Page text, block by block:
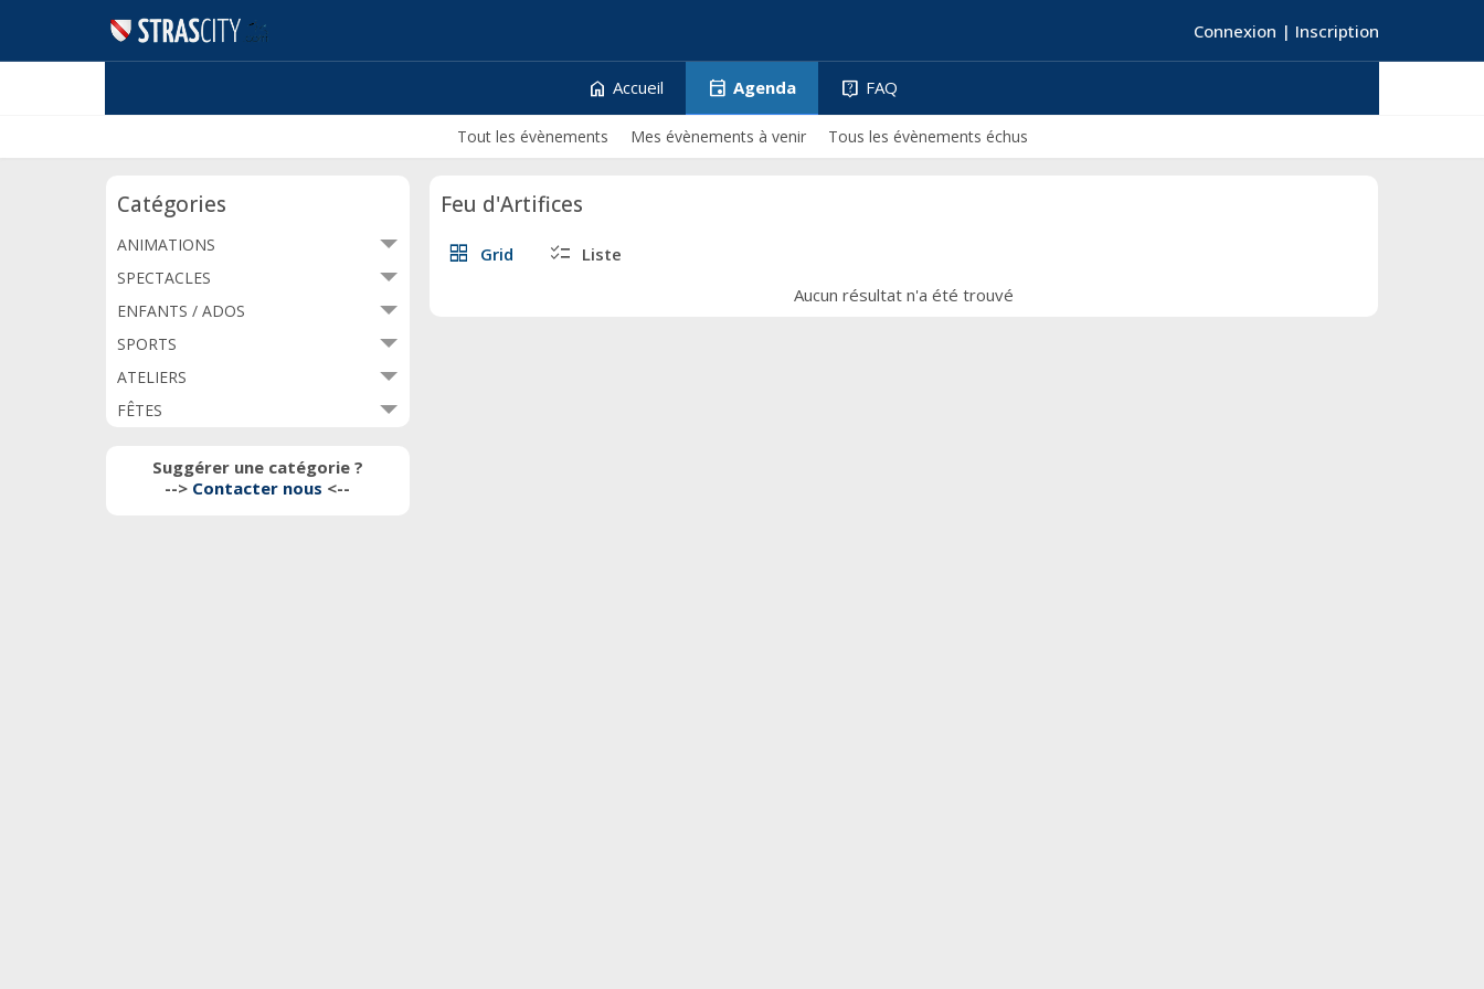
Connexion | Inscription
home Accueil event Agenda live_help FAQ
Catégories
ANIMATIONS
SPECTACLES
ENFANTS / ADOS
SPORTS
ATELIERS
FÊTES
Suggérer une catégorie ?
--> Contacter nous <--
Tout les évènements Mes évènements à venir Tous les évènements échus
Feu d'Artifices
grid_view Grid checklist Liste
Aucun résultat n'a été trouvé